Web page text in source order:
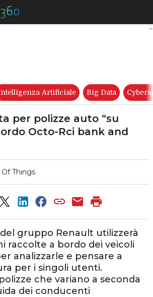
IoT e Big data per polizze
Artificiale Big Data
per polizze auto “su
Octo-Rci bank and
Things
gruppo Renault utilizzerà
raccolte a bordo dei veicoli
analizzarle e pensare a
per i singoli utenti.
che variano a seconda
dei conducenti